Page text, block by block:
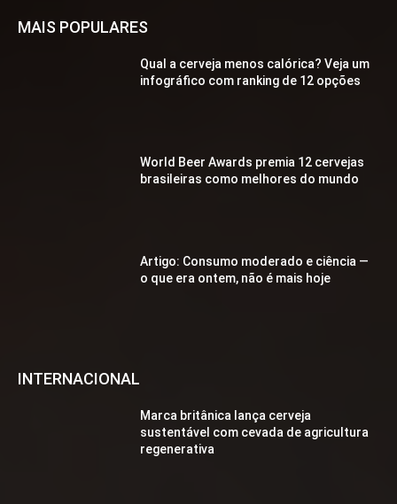
MAIS POPULARES
Qual a cerveja menos calórica? Veja um
infográfico com ranking de 12 opções
World Beer Awards premia 12 cervejas
brasileiras como melhores do mundo
Artigo: Consumo moderado e ciência —
o que era ontem, não é mais hoje
INTERNACIONAL
Marca britânica lança cerveja
sustentável com cevada de agricultura
regenerativa